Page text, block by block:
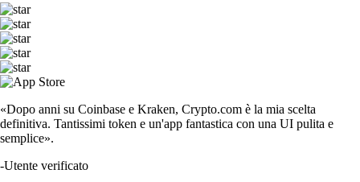
«Dopo anni su Coinbase e Kraken, Crypto.com è la mia scelta
definitiva. Tantissimi token e un'app fantastica con una UI pulita e
semplice».
-Utente verificato